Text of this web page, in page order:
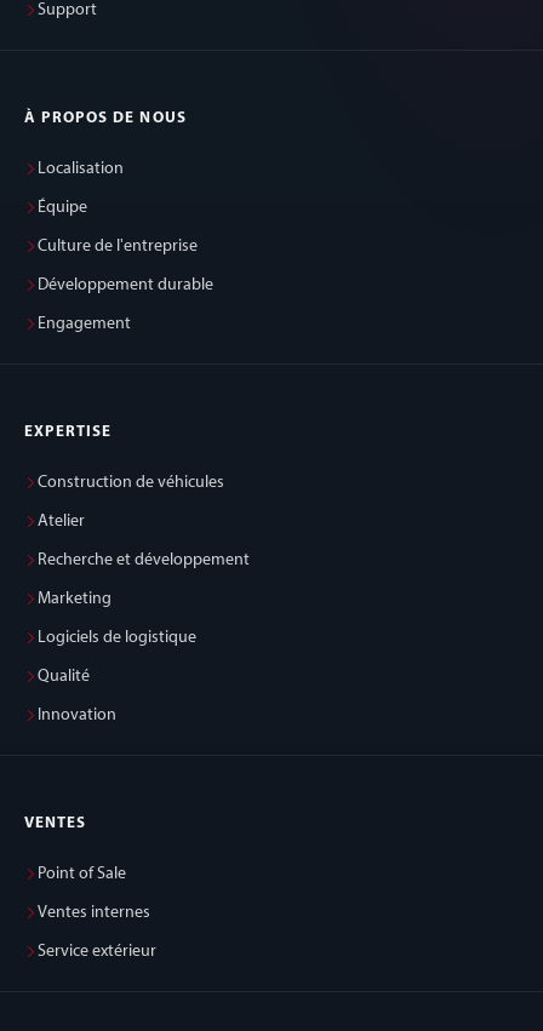
Support
À PROPOS DE NOUS
Localisation
Équipe
Culture de l'entreprise
Développement durable
Engagement
EXPERTISE
Construction de véhicules
Atelier
Recherche et développement
Marketing
Logiciels de logistique
Qualité
Innovation
VENTES
Point of Sale
Ventes internes
Service extérieur